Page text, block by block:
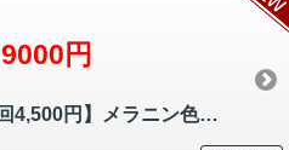
9000円
【9,000円】≪【2回分・1回4,500円】メラニン色素に反応するIPLと呼ばれる…